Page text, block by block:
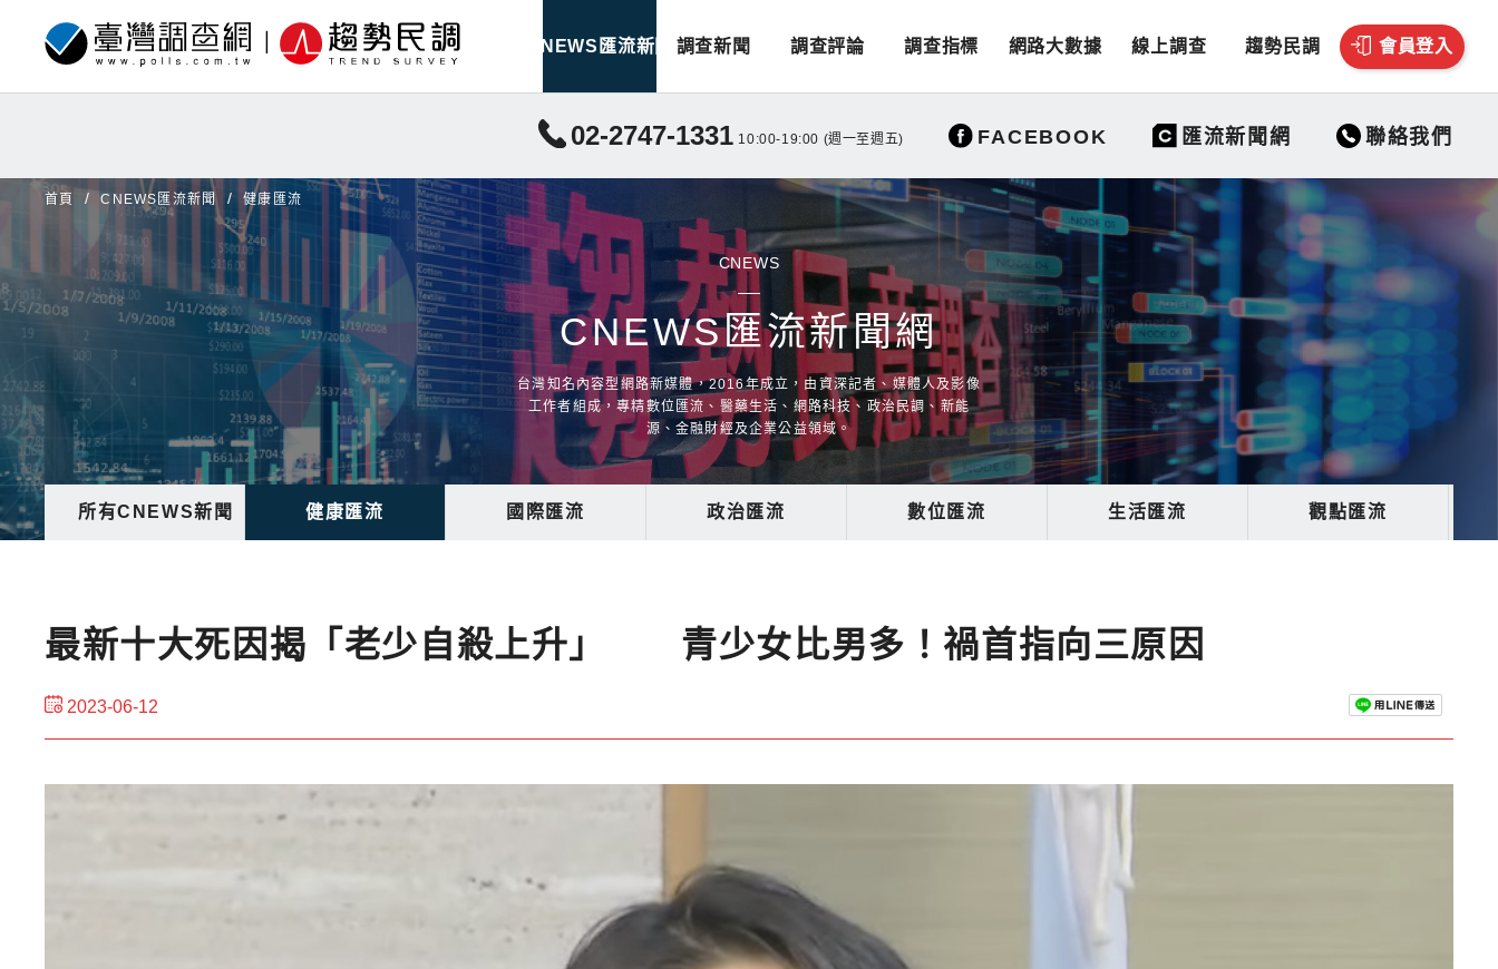
CNEWS匯流新聞 調查新聞 調查評論 調查指標 網路大數據 線上調查 趨勢民調 會員登入
02-2747-1331 10:00-19:00 (週一至週五) FACEBOOK 匯流新聞網 聯絡我們
首頁 CNEWS匯流新聞 健康匯流
CNEWS
CNEWS匯流新聞網
台灣知名內容型網路新媒體，2016年成立，由資深記者、媒體人及影像
工作者組成，專精數位匯流、醫藥生活、網路科技、政治民調、新能
源、金融財經及企業公益領域。
所有CNEWS新聞 健康匯流 國際匯流 政治匯流 數位匯流 生活匯流 觀點匯流
最新十大死因揭「老少自殺上升」 青少女比男多！禍首指向三原因
2023-06-12